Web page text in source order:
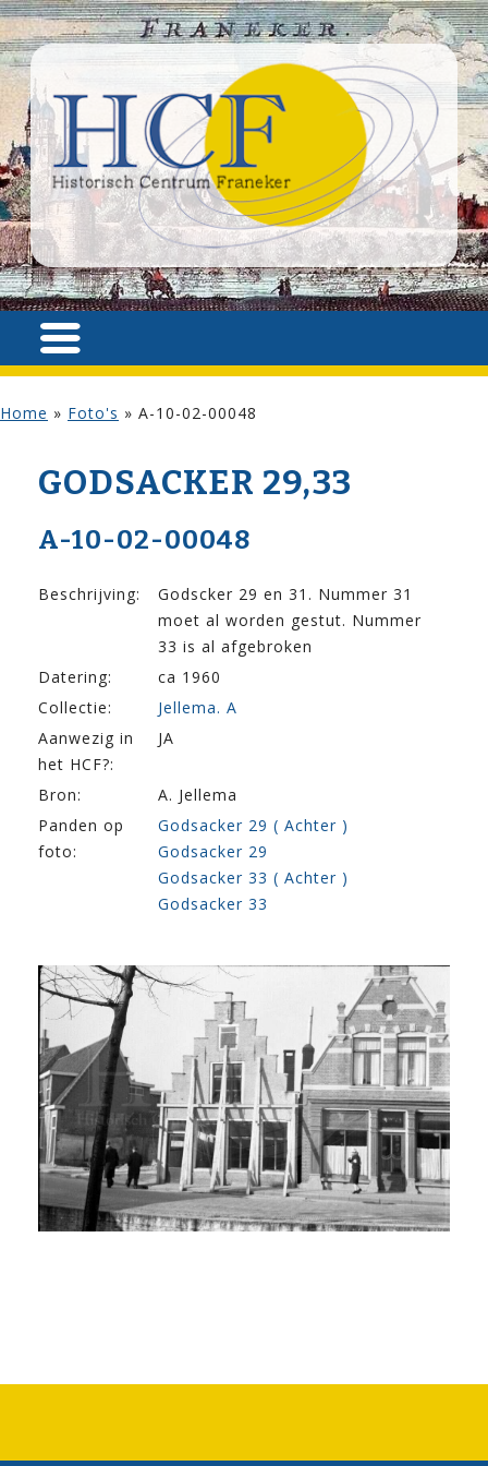
Home » Foto's » A-10-02-00048
GODSACKER 29,33
A-10-02-00048
Beschrijving:
Godscker 29 en 31. Nummer 31
moet al worden gestut. Nummer
33 is al afgebroken
Datering:
ca 1960
Collectie:
Jellema. A
Aanwezig in
het HCF?:
JA
Bron:
A. Jellema
Panden op
foto:
Godsacker 29 ( Achter )
Godsacker 29
Godsacker 33 ( Achter )
Godsacker 33